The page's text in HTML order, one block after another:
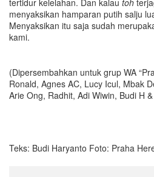
menyaksikan hamparan putih salju
Menyaksikan itu saja sudah
kami.
(Dipersembahkan untuk grup WA
Ronald, Agnes AC, Lucy Icul, Mbak
Arie Ong, Radhit, Adi Wiwin, Budi H
Teks: Budi Haryanto Foto: Praha